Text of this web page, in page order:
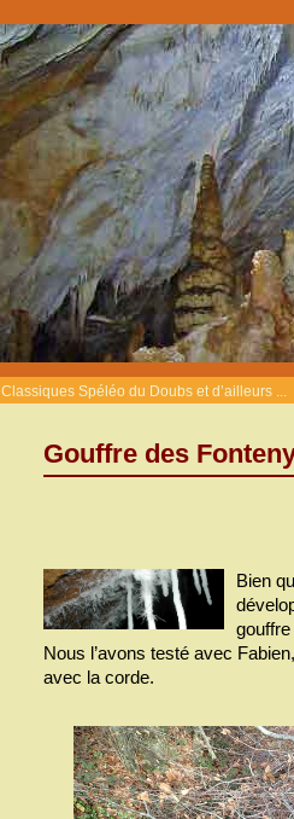
Classiques Spéléo du Doubs et d’ailleurs ...
Gouffre des
Bien
Nous l’avons testé avec
avec la corde.